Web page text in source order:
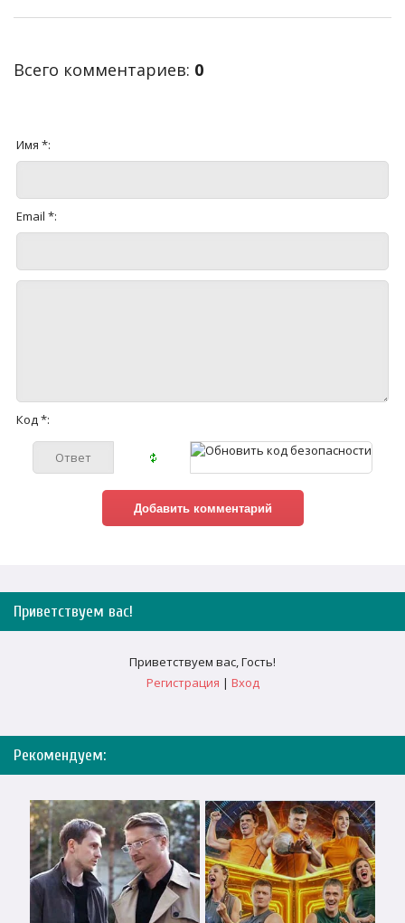
Всего комментариев: 0
Имя *:
Email *:
Код *:
Приветствуем вас!
Приветствуем вас,Гость!
Регистрация | Вход
Рекомендуем: